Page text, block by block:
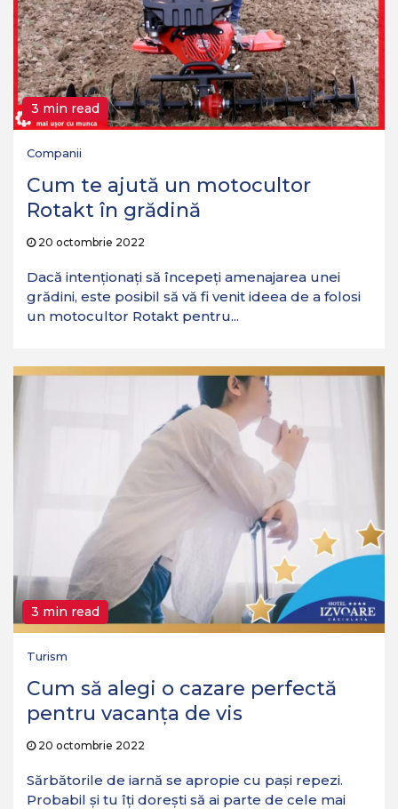
3 min read
Companii
Cum te ajută un motocultor
Rotakt în grădină
20 octombrie 2022
Dacă intenționați să începeți amenajarea unei
grădini, este posibil să vă fi venit ideea de a folosi
un motocultor Rotakt pentru...
3 min read
Turism
Cum să alegi o cazare perfectă
pentru vacanța de vis
20 octombrie 2022
Sărbătorile de iarnă se apropie cu pași repezi.
Probabil și tu îți dorești să ai parte de cele mai